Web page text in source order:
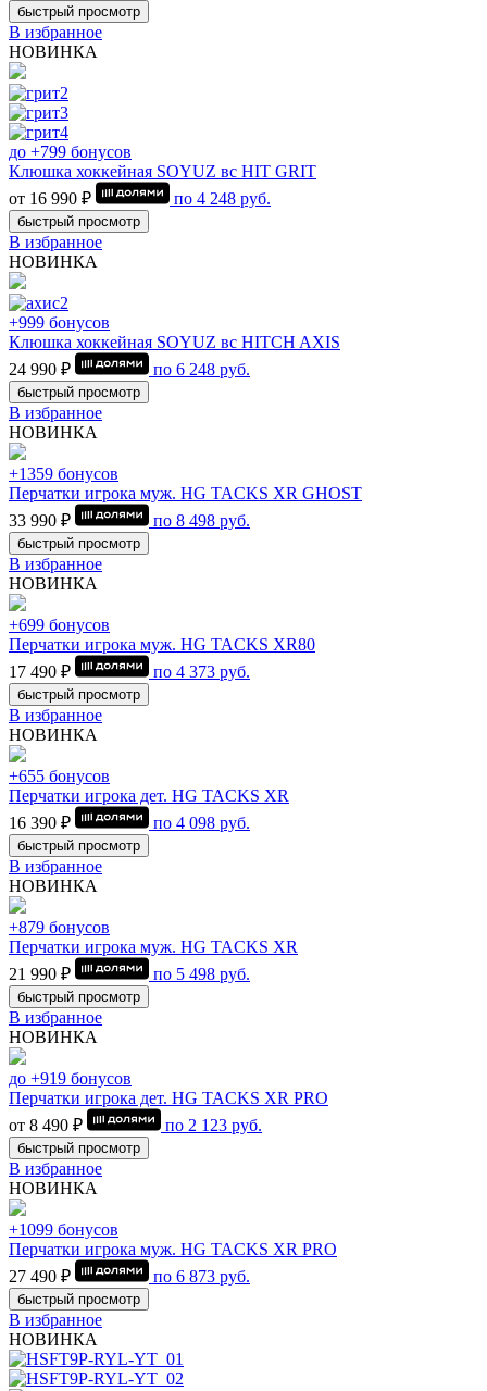
быстрый просмотр
В избранное
НОВИНКА
до +799 бонусов
Клюшка хоккейная SOYUZ вс HIT GRIT
от 16 990 ₽
по 4 248 руб.
быстрый просмотр
В избранное
НОВИНКА
+999 бонусов
Клюшка хоккейная SOYUZ вс HITCH AXIS
24 990 ₽
по 6 248 руб.
быстрый просмотр
В избранное
НОВИНКА
+1359 бонусов
Перчатки игрока муж. HG TACKS XR GHOST
33 990 ₽
по 8 498 руб.
быстрый просмотр
В избранное
НОВИНКА
+699 бонусов
Перчатки игрока муж. HG TACKS XR80
17 490 ₽
по 4 373 руб.
быстрый просмотр
В избранное
НОВИНКА
+655 бонусов
Перчатки игрока дет. HG TACKS XR
16 390 ₽
по 4 098 руб.
быстрый просмотр
В избранное
НОВИНКА
+879 бонусов
Перчатки игрока муж. HG TACKS XR
21 990 ₽
по 5 498 руб.
быстрый просмотр
В избранное
НОВИНКА
до +919 бонусов
Перчатки игрока дет. HG TACKS XR PRO
от 8 490 ₽
по 2 123 руб.
быстрый просмотр
В избранное
НОВИНКА
+1099 бонусов
Перчатки игрока муж. HG TACKS XR PRO
27 490 ₽
по 6 873 руб.
быстрый просмотр
В избранное
НОВИНКА